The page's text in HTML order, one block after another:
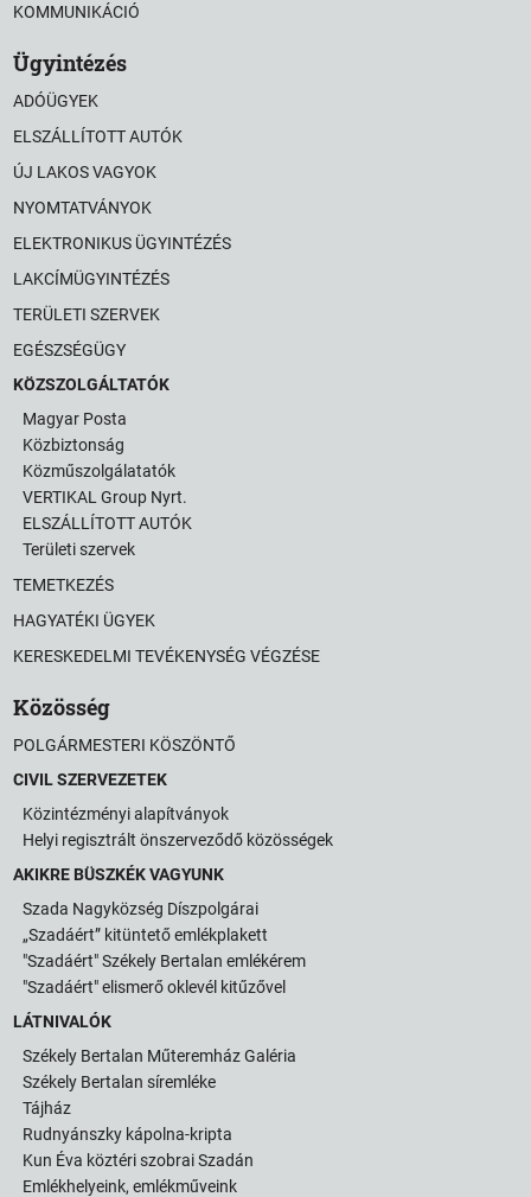
KOMMUNIKÁCIÓ
Ügyintézés
ADÓÜGYEK
ELSZÁLLÍTOTT AUTÓK
ÚJ LAKOS VAGYOK
NYOMTATVÁNYOK
ELEKTRONIKUS ÜGYINTÉZÉS
LAKCÍMÜGYINTÉZÉS
TERÜLETI SZERVEK
EGÉSZSÉGÜGY
KÖZSZOLGÁLTATÓK
Magyar Posta
Közbiztonság
Közműszolgálatatók
VERTIKAL Group Nyrt.
ELSZÁLLÍTOTT AUTÓK
Területi szervek
TEMETKEZÉS
HAGYATÉKI ÜGYEK
KERESKEDELMI TEVÉKENYSÉG VÉGZÉSE
Közösség
POLGÁRMESTERI KÖSZÖNTŐ
CIVIL SZERVEZETEK
Közintézményi alapítványok
Helyi regisztrált önszerveződő közösségek
AKIKRE BÜSZKÉK VAGYUNK
Szada Nagyközség Díszpolgárai
„Szadáért” kitüntető emlékplakett
"Szadáért" Székely Bertalan emlékérem
"Szadáért" elismerő oklevél kitűzővel
LÁTNIVALÓK
Székely Bertalan Műteremház Galéria
Székely Bertalan síremléke
Tájház
Rudnyánszky kápolna-kripta
Kun Éva köztéri szobrai Szadán
Emlékhelyeink, emlékműveink